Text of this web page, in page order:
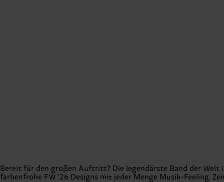
Bereit für den großen Auftritt? Die legendärste Band der Welt
farbenfrohe FW '26 Designs mit jeder Menge Musik-Feeling.